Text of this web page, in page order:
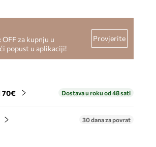
za kupnju u
popust u aplikaciji!
Provjerite
70€ Dostava u roku od 48 sati
30 dana za povrat